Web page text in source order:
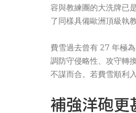
容與教練團的大洗牌已
了同樣具備歐洲頂級執
費雪過去曾有 27 年極
調防守侵略性、攻守轉
不謀而合。若費雪順利
補強洋砲更